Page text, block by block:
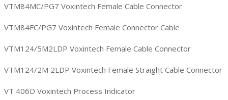
VTM84MC/PG7 Voxintech Female Cable Connector
VTM84FC/PG7 Voxintech Female Connector Cable
VTM124/5M2LDP Voxintech Female Cable Connector
VTM124/2M 2LDP Voxintech Female Straight Cable Connector
VT 406D Voxintech Process Indicator